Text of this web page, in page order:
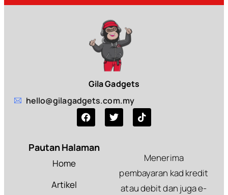
Gila Gadgets
hello@gilagadgets.com.my
Pautan Halaman
Home
Artikel
Menerima
pembayaran kad kredit
atau debit dan juga e-